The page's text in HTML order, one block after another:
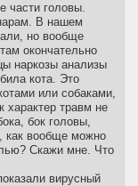
части головы.
В нашем
но вообще
окончательно
наркозы анализы
кота. Это
или собаками,
характер травм не
бок головы,
как вообще можно
Скажи мне. Что
вирусный